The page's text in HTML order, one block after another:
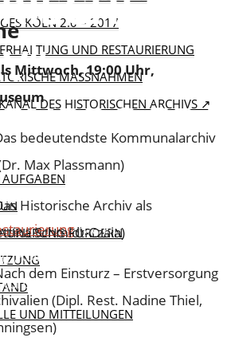
KÖLN 2.0 – 2017
UND RESTAURIERUNG
MASSNAHMEN
DES HISTORISCHEN ARCHIVS ↗
FÖRDERN
UND MITTEILUNGEN
–
21. April 2013
Fachvorträge zur
„Köln 13 Uhr 58. Geborgene
Archiv“ –
Mittwoch, 19:00 Uhr,
bedeutendste Kommunalarchiv
Max Plassmann)
Historische Archiv als
Schmidt-Czaia)
dem Einsturz – Erstversorgung
(Dipl. Rest. Nadine Thiel,